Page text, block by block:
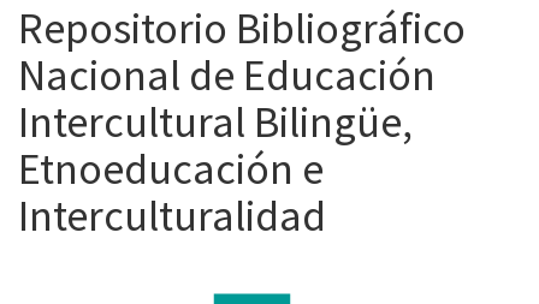
Repositorio Bibliográfico
Nacional de Educación
Intercultural Bilingüe,
Etnoeducación e
Interculturalidad